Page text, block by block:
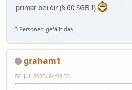
primär bei dir (§ 60 SGB I)
3 Personen gefällt das.
graham1
02. Juli 2026, 04:08:33